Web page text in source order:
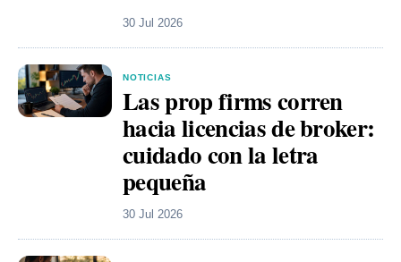
30 Jul 2026
NOTICIAS
Las prop firms corren
hacia licencias de broker:
cuidado con la letra
pequeña
30 Jul 2026